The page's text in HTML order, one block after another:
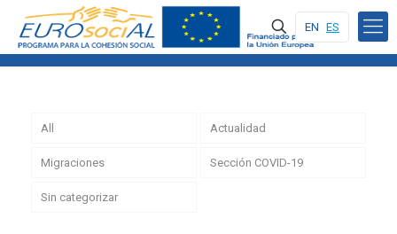
EN ES
All Actualidad
Migraciones Sección COVID-19
Sin categorizar